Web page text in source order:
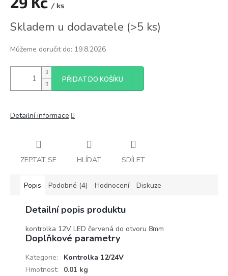
/ ks
cena:
Skladem u dodavatele (>5 ks)
Můžeme doručit do: 19.8.2026
PŘIDAT DO KOŠÍKU
Detailní informace
ZEPTAT SE HLÍDAT SDÍLET
Popis Podobné (4) Hodnocení Diskuze
Detailní popis produktu
kontrolka 12V LED červená do otvoru 8mm
Doplňkové parametry
Kategorie:
Kontrolka 12/24V
Hmotnost:
0.01 kg